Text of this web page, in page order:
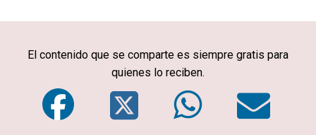
El contenido que se comparte es siempre gratis para
quienes lo reciben.
Facebook
Twitter